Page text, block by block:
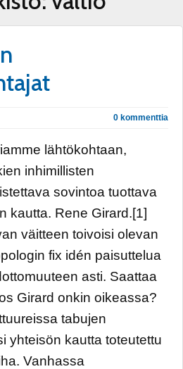
0 kommenttia
lähtökohtaan,
inhimillisten
sovintoa tuottava
kautta. Rene Girard.[1]
väitteen toivoisi olevan
fix idén paisuttelua
asti. Saattaa
Girard onkin oikeassa?
tabujen
yhteisön kautta toteutettu
Vanhassa